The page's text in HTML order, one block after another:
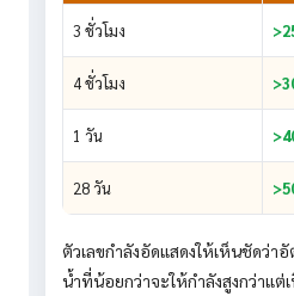
3 ชั่วโมง
4 ชั่วโมง
1 วัน
28 วัน
ตัวเลขกำลังอัดแสดงให้เห็นชัดว่า
น้ำที่น้อยกว่าจะให้กำลังสูงกว่าแต่